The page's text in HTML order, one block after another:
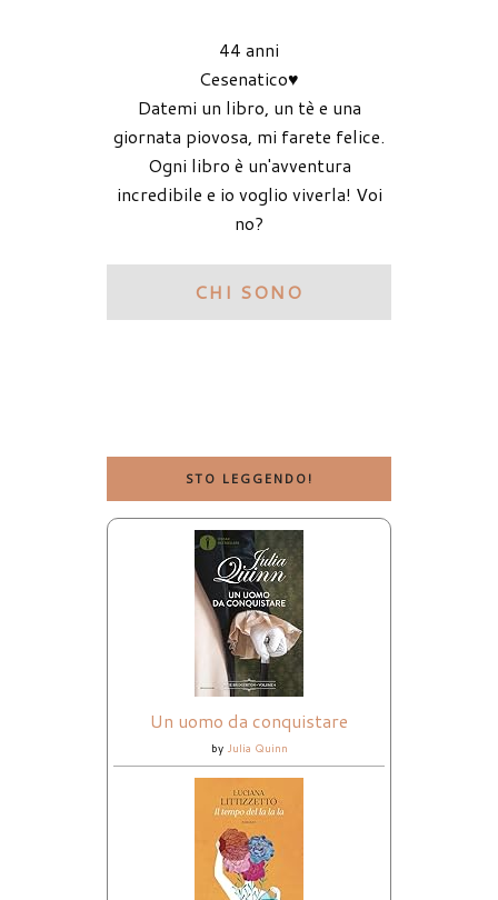
44 anni
Cesenatico♥
Datemi un libro, un tè e una
giornata piovosa, mi farete felice.
Ogni libro è un'avventura
incredibile e io voglio viverla! Voi
no?
CHI SONO
STO LEGGENDO!
Un uomo da conquistare
by Julia Quinn